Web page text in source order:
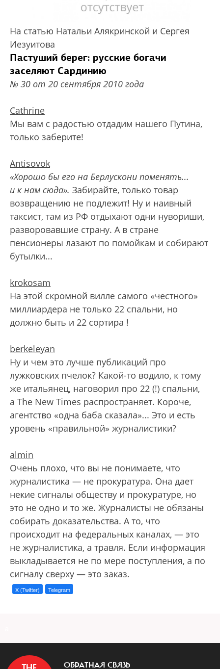
На статью Натальи Алякринской и Сергея
Иезуитова
Пастуший берег: русские богачи
заселяют Сардинию
№ 30 от 20 сентября 2010 года
Cathrine
Мы вам с радостью отдадим нашего Путина,
только заберите!
Antisovok
«Хорошо бы его на Берлускони поменять...
и к нам сюда». Забирайте, только товар
возвращению не подлежит! Ну и наивный
таксист, там из РФ отдыхают одни нувориши,
разворовавшие страну. А в стране
пенсионеры лазают по помойкам и собирают
бутылки...
krokosam
На этой скромной вилле самого «честного»
миллиардера не только 22 спальни, но
должно быть и 22 сортира !
berkeleyan
Ну и чем это лучше публикаций про
лужковских пчелок? Какой-то водило, к тому
же итальянец, наговорил про 22 (!) спальни,
а The New Times распространяет. Короче,
агентство «одна баба сказала»... Это и есть
уровень «правильной» журналистики?
almin
Очень плохо, что вы не понимаете, что
журналистика — не прокуратура. Она дает
некие сигналы обществу и прокуратуре, но
это не одно и то же. Журналисты не обязаны
собирать доказательства. А то, что
происходит на федеральных каналах, — это
не журналистика, а травля. Если информация
выкладывается не по мере поступления, а по
сигналу сверху — это заказ.
X (Twitter) Telegram
ОБРАТНАЯ СВЯЗЬ